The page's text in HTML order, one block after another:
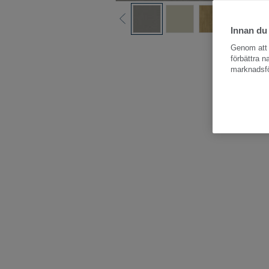
Hela
Innan
Genom
förbättra